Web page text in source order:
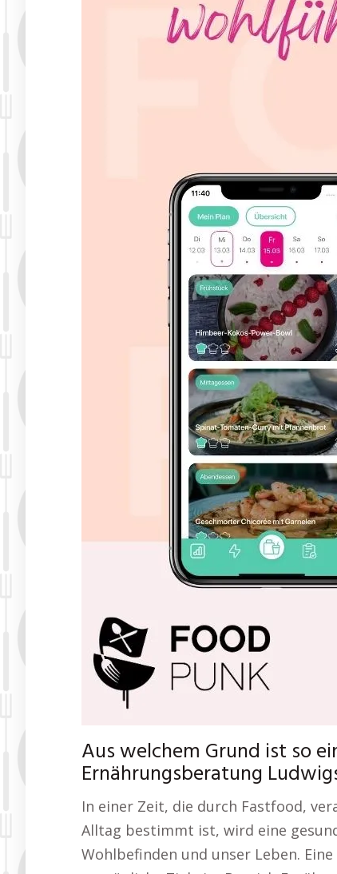
Aus welchem Grund ist so
Ernährungsberatung
In einer Zeit, die durch Fastfood,
Alltag bestimmt ist, wird eine
Wohlbefinden und unser Leben.